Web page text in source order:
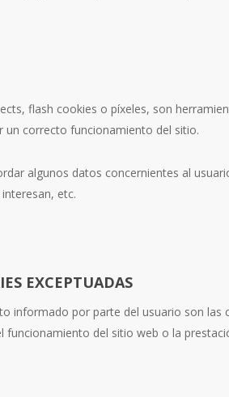
flash cookies o píxeles, son
un correcto funcionamiento del sitio.
algunos datos concernientes al
etc.
EXCEPTUADAS
informado por parte del usuario son las
del sitio web o la